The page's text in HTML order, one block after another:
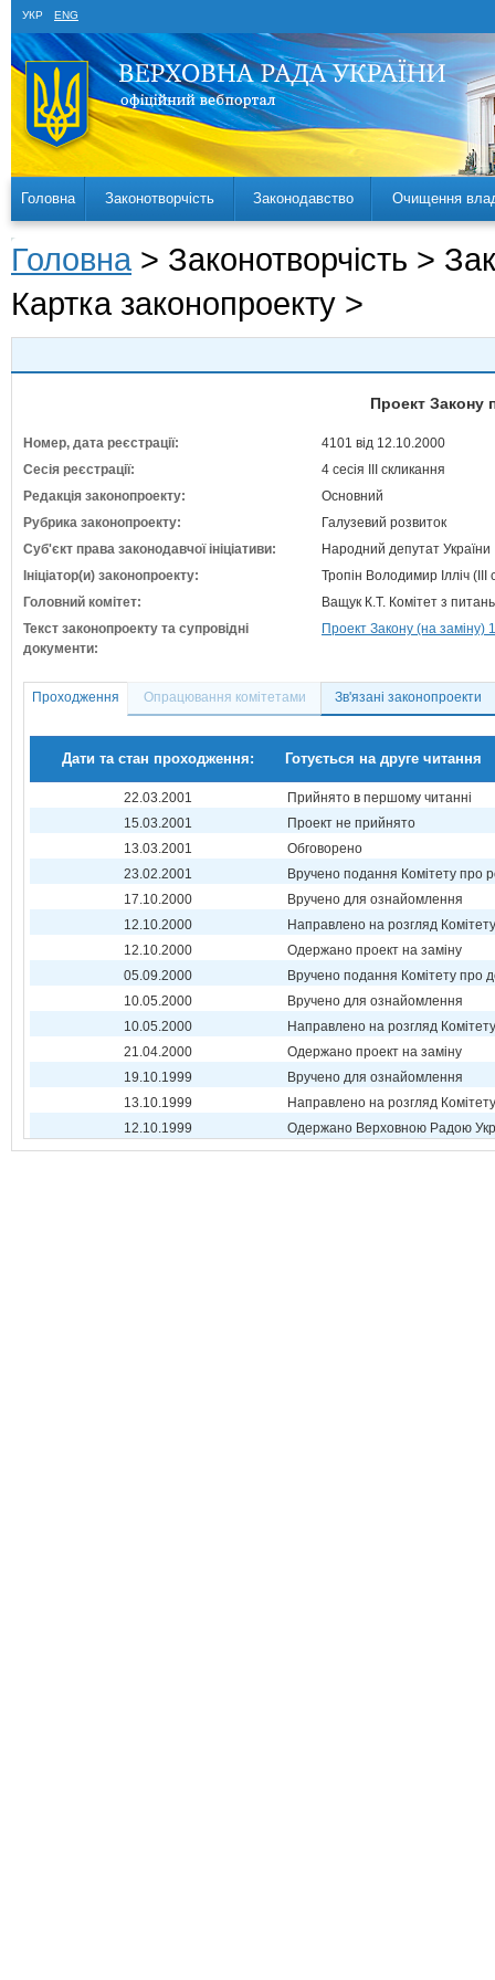
УКР ENG
Головна Законотворчість Законодавство Очищення
Головна > Законотворчість >
Картка законопроекту >
Проект Закону
Номер, дата реєстрації:
4101 від 12.10.2000
Сесія реєстрації:
4 сесія III скликання
Редакція законопроекту:
Основний
Рубрика законопроекту:
Галузевий розвиток
Суб'єкт права законодавчої ініціативи:
Народний депутат України
Ініціатор(и) законопроекту:
Тропін Володимир Ілліч (III
Головний комітет:
Ващук К.Т. Комітет з
Текст законопроекту та супровідні
документи:
Проект Закону (на заміну)
Проходження Опрацювання комітетами Зв'язані законопроекти
Дати та стан проходження: Готується на друге читання
22.03.2001
Прийнято в першому читанні
15.03.2001
Проект не прийнято
13.03.2001
Обговорено
23.02.2001
Вручено подання Комітету про
17.10.2000
Вручено для ознайомлення
12.10.2000
Направлено на розгляд Комітету
12.10.2000
Одержано проект на заміну
05.09.2000
Вручено подання Комітету про
10.05.2000
Вручено для ознайомлення
10.05.2000
Направлено на розгляд Комітету
21.04.2000
Одержано проект на заміну
19.10.1999
Вручено для ознайомлення
13.10.1999
Направлено на розгляд Комітету
12.10.1999
Одержано Верховною Радою